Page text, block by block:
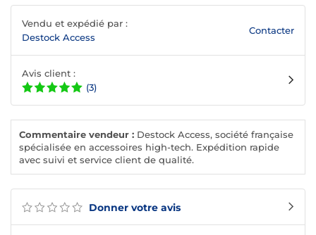
Donner votre avis
Vendu et expédié par :
Destock Access
Contacter
Avis client :
(3)
Commentaire vendeur : Destock Access, société française
spécialisée en accessoires high-tech. Expédition rapide
avec suivi et service client de qualité.